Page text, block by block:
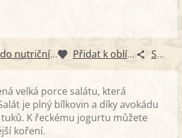
Zapsat do nutričního diáře Přidat k oblíbeným Sdílet
velká porce salátu, která
je plný bílkovin a díky avokádu
K řeckému jogurtu můžete
koření.